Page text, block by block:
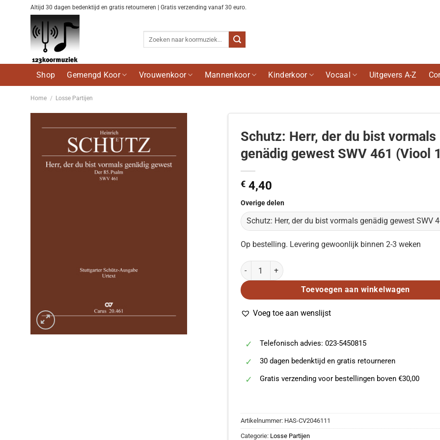
Altijd 30 dagen bedenktijd en gratis retourneren | Gratis verzending vanaf 30 euro.
Shop Gemengd Koor Vrouwenkoor Mannenkoor Kinderkoor Vocaal Uitgevers A-Z
Home / Losse Partijen
toe aan
wenslijst
Schutz: Herr, der du bist vormals
genädig gewest SWV 461 (Viool
€4,40
Overige delen
Op bestelling. Levering gewoonlijk binnen 2-3 weken
Schutz: Herr, der du bist vormals genädig gewest SWV 461
Toevoegen aan winkelwagen
Voeg toe aan wenslijst
Telefonisch advies: 023-5450815
30 dagen bedenktijd en gratis retourneren
Gratis verzending voor bestellingen boven €30,00
Artikelnummer: HAS-CV2046111
Categorie: Losse Partijen